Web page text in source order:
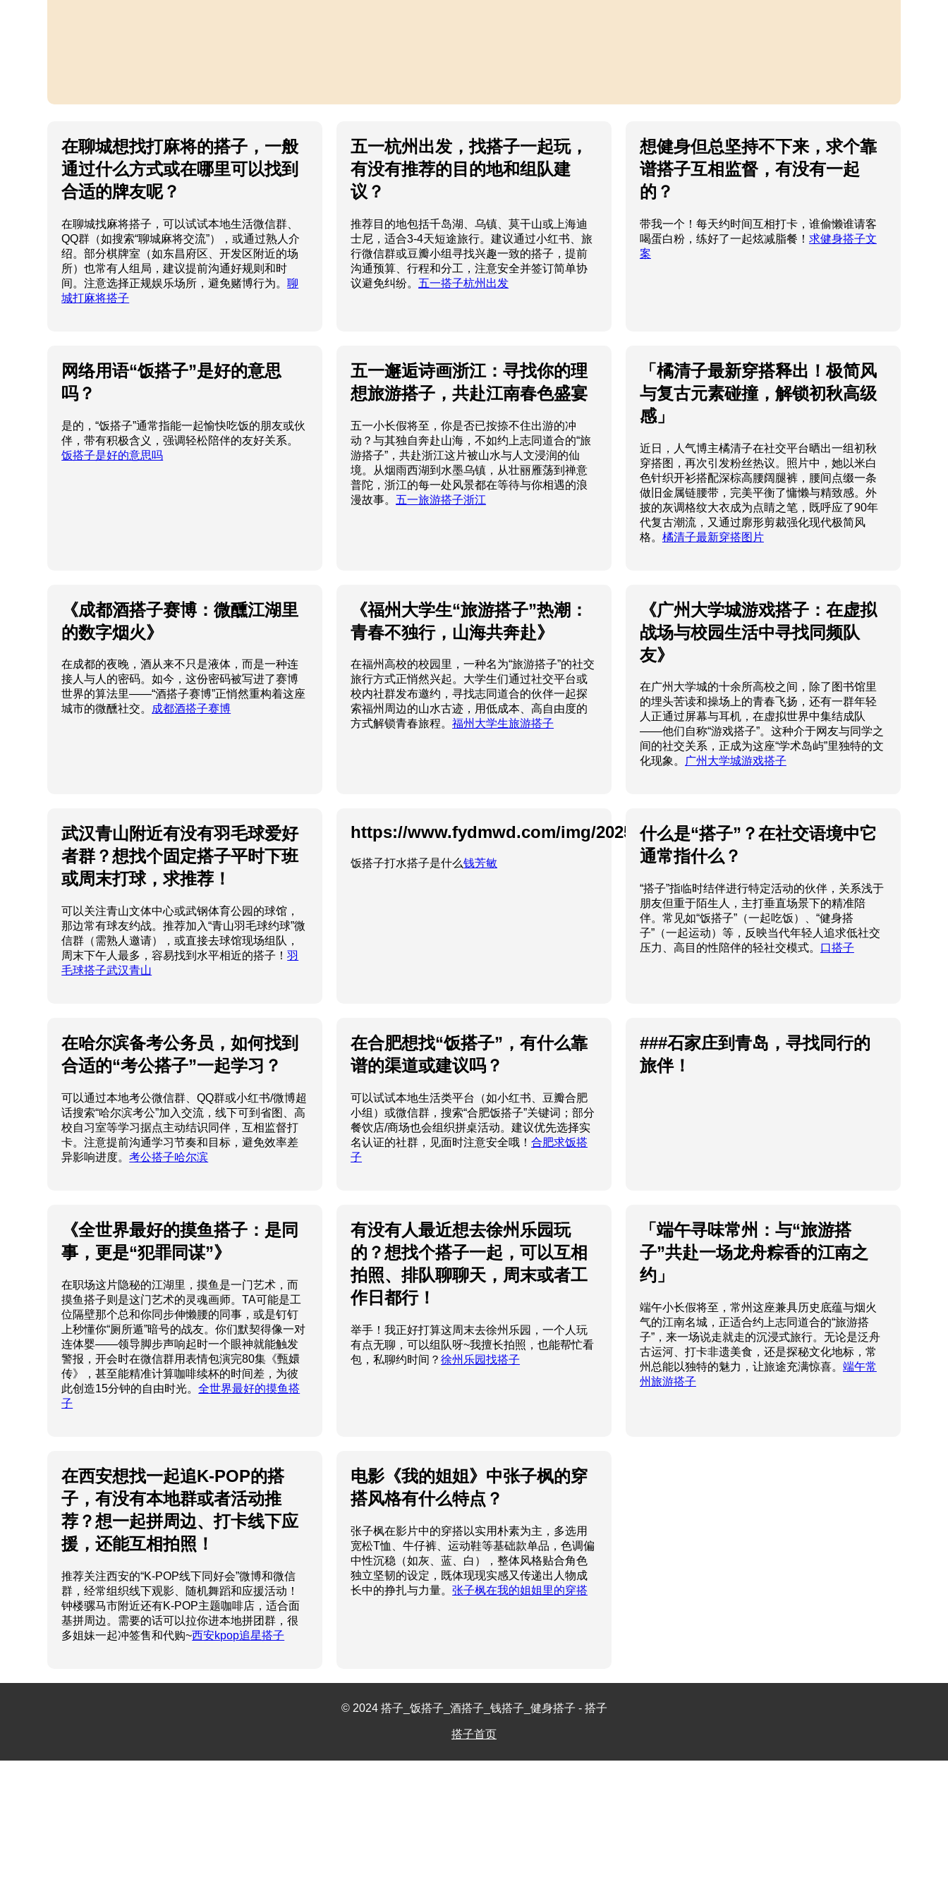
在聊城想找打麻将的搭子，一般
通过什么方式或在哪里可以找到
合适的牌友呢？
在聊城找麻将搭子，可以试试本地生活微信群、
QQ群（如搜索“聊城麻将交流”），或通过熟人介
绍。部分棋牌室（如东昌府区、开发区附近的场
所）也常有人组局，建议提前沟通好规则和时
间。注意选择正规娱乐场所，避免赌博行为。聊
城打麻将搭子
五一杭州出发，找搭子一起玩，
有没有推荐的目的地和组队建
议？
推荐目的地包括千岛湖、乌镇、莫干山或上海迪
士尼，适合3-4天短途旅行。建议通过小红书、旅
行微信群或豆瓣小组寻找兴趣一致的搭子，提前
沟通预算、行程和分工，注意安全并签订简单协
议避免纠纷。 五一搭子杭州出发
想健身但总坚持不下来，求个靠
谱搭子互相监督，有没有一起
的？
带我一个！每天约时间互相打卡，谁偷懒谁请客
喝蛋白粉，练好了一起炫减脂餐！ 求健身搭子文
案
网络用语“饭搭子”是好的意思
吗？
是的，“饭搭子”通常指能一起愉快吃饭的朋友或伙
伴，带有积极含义，强调轻松陪伴的友好关系。
饭搭子是好的意思吗
五一邂逅诗画浙江：寻找你的理
想旅游搭子，共赴江南春色盛宴
五一小长假将至，你是否已按捺不住出游的冲
动？与其独自奔赴山海，不如约上志同道合的“旅
游搭子”，共赴浙江这片被山水与人文浸润的仙
境。从烟雨西湖到水墨乌镇，从壮丽雁荡到禅意
普陀，浙江的每一处风景都在等待与你相遇的浪
漫故事。 五一旅游搭子浙江
「橘清子最新穿搭释出！极简风
与复古元素碰撞，解锁初秋高级
感」
近日，人气博主橘清子在社交平台晒出一组初秋
穿搭图，再次引发粉丝热议。照片中，她以米白
色针织开衫搭配深棕高腰阔腿裤，腰间点缀一条
做旧金属链腰带，完美平衡了慵懒与精致感。外
披的灰调格纹大衣成为点睛之笔，既呼应了90年
代复古潮流，又通过廓形剪裁强化现代极简风
格。 橘清子最新穿搭图片
《成都酒搭子赛博：微醺江湖里
的数字烟火》
在成都的夜晚，酒从来不只是液体，而是一种连
接人与人的密码。如今，这份密码被写进了赛博
世界的算法里——“酒搭子赛博”正悄然重构着这座
城市的微醺社交。 成都酒搭子赛博
《福州大学生“旅游搭子”热潮：
青春不独行，山海共奔赴》
在福州高校的校园里，一种名为“旅游搭子”的社交
旅行方式正悄然兴起。大学生们通过社交平台或
校内社群发布邀约，寻找志同道合的伙伴一起探
索福州周边的山水古迹，用低成本、高自由度的
方式解锁青春旅程。福州大学生旅游搭子
《广州大学城游戏搭子：在虚拟
战场与校园生活中寻找同频队
友》
在广州大学城的十余所高校之间，除了图书馆里
的埋头苦读和操场上的青春飞扬，还有一群年轻
人正通过屏幕与耳机，在虚拟世界中集结成队
——他们自称“游戏搭子”。这种介于网友与同学之
间的社交关系，正成为这座“学术岛屿”里独特的文
化现象。 广州大学城游戏搭子
武汉青山附近有没有羽毛球爱好
者群？想找个固定搭子平时下班
或周末打球，求推荐！
可以关注青山文体中心或武钢体育公园的球馆，
那边常有球友约战。推荐加入“青山羽毛球约球”微
信群（需熟人邀请），或直接去球馆现场组队，
周末下午人最多，容易找到水平相近的搭子！羽
毛球搭子武汉青山
https://www.fydmwd.com/img/2025/09/
饭搭子打水搭子是什么钱芳敏
什么是“搭子”？在社交语境中它
通常指什么？
“搭子”指临时结伴进行特定活动的伙伴，关系浅于
朋友但重于陌生人，主打垂直场景下的精准陪
伴。常见如“饭搭子”（一起吃饭）、“健身搭
子”（一起运动）等，反映当代年轻人追求低社交
压力、高目的性陪伴的轻社交模式。 口搭子
在哈尔滨备考公务员，如何找到
合适的“考公搭子”一起学习？
可以通过本地考公微信群、QQ群或小红书/微博超
话搜索“哈尔滨考公”加入交流，线下可到省图、高
校自习室等学习据点主动结识同伴，互相监督打
卡。注意提前沟通学习节奏和目标，避免效率差
异影响进度。考公搭子哈尔滨
在合肥想找“饭搭子”，有什么靠
谱的渠道或建议吗？
可以试试本地生活类平台（如小红书、豆瓣合肥
小组）或微信群，搜索“合肥饭搭子”关键词；部分
餐饮店/商场也会组织拼桌活动。建议优先选择实
名认证的社群，见面时注意安全哦！合肥求饭搭
子
###石家庄到青岛，寻找同行的
旅伴！
《全世界最好的摸鱼搭子：是同
事，更是“犯罪同谋”》
在职场这片隐秘的江湖里，摸鱼是一门艺术，而
摸鱼搭子则是这门艺术的灵魂画师。TA可能是工
位隔壁那个总和你同步伸懒腰的同事，或是钉钉
上秒懂你“厕所遁”暗号的战友。你们默契得像一对
连体婴——领导脚步声响起时一个眼神就能触发
警报，开会时在微信群用表情包演完80集《甄嬛
传》，甚至能精准计算咖啡续杯的时间差，为彼
此创造15分钟的自由时光。全世界最好的摸鱼搭
子
有没有人最近想去徐州乐园玩
的？想找个搭子一起，可以互相
拍照、排队聊聊天，周末或者工
作日都行！
举手！我正好打算这周末去徐州乐园，一个人玩
有点无聊，可以组队呀~我擅长拍照，也能帮忙看
包，私聊约时间？徐州乐园找搭子
「端午寻味常州：与“旅游搭
子”共赴一场龙舟粽香的江南之
约」
端午小长假将至，常州这座兼具历史底蕴与烟火
气的江南名城，正适合约上志同道合的“旅游搭
子”，来一场说走就走的沉浸式旅行。无论是泛舟
古运河、打卡非遗美食，还是探秘文化地标，常
州总能以独特的魅力，让旅途充满惊喜。 端午常
州旅游搭子
在西安想找一起追K-POP的搭
子，有没有本地群或者活动推
荐？想一起拼周边、打卡线下应
援，还能互相拍照！
推荐关注西安的“K-POP线下同好会”微博和微信
群，经常组织线下观影、随机舞蹈和应援活动！
钟楼骡马市附近还有K-POP主题咖啡店，适合面
基拼周边。需要的话可以拉你进本地拼团群，很
多姐妹一起冲签售和代购~西安kpop追星搭子
电影《我的姐姐》中张子枫的穿
搭风格有什么特点？
张子枫在影片中的穿搭以实用朴素为主，多选用
宽松T恤、牛仔裤、运动鞋等基础款单品，色调偏
中性沉稳（如灰、蓝、白），整体风格贴合角色
独立坚韧的设定，既体现现实感又传递出人物成
长中的挣扎与力量。张子枫在我的姐姐里的穿搭
© 2024 搭子_饭搭子_酒搭子_钱搭子_健身搭子 - 搭子
搭子首页